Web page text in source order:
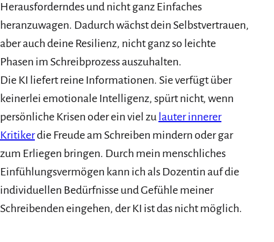
Herausforderndes und nicht ganz Einfaches
heranzuwagen. Dadurch wächst dein Selbstvertrauen,
aber auch deine Resilienz, nicht ganz so leichte
Phasen im Schreibprozess auszuhalten.
Die KI liefert reine Informationen. Sie verfügt über
keinerlei emotionale Intelligenz, spürt nicht, wenn
persönliche Krisen oder ein viel zu lauter innerer
Kritikerdie Freude am Schreiben mindern oder gar
zum Erliegen bringen. Durch mein menschliches
Einfühlungsvermögen kann ich als Dozentin auf die
individuellen Bedürfnisse und Gefühle meiner
Schreibenden eingehen, der KI ist das nicht möglich.